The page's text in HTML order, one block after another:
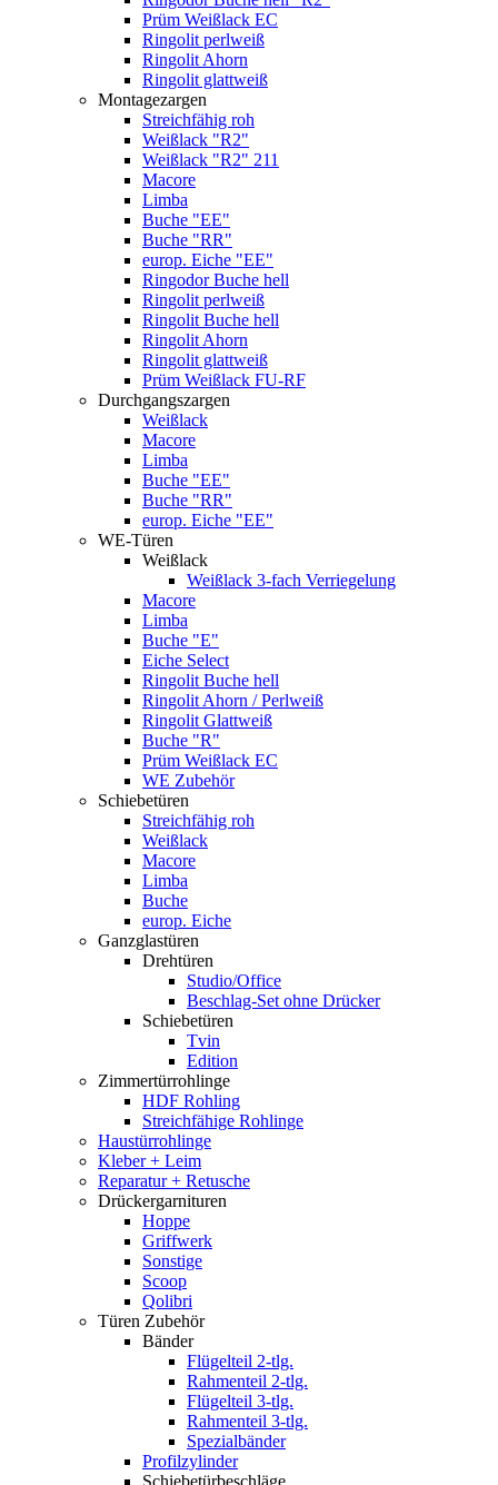
Prüm Weißlack EC
Ringolit perlweiß
Ringolit Ahorn
Ringolit glattweiß
Montagezargen
Streichfähig roh
Weißlack "R2"
Weißlack "R2" 211
Macore
Limba
Buche "EE"
Buche "RR"
europ. Eiche "EE"
Ringodor Buche hell
Ringolit perlweiß
Ringolit Buche hell
Ringolit Ahorn
Ringolit glattweiß
Prüm Weißlack FU-RF
Durchgangszargen
Weißlack
Macore
Limba
Buche "EE"
Buche "RR"
europ. Eiche "EE"
WE-Türen
Weißlack
Weißlack 3-fach Verriegelung
Macore
Limba
Buche "E"
Eiche Select
Ringolit Buche hell
Ringolit Ahorn / Perlweiß
Ringolit Glattweiß
Buche "R"
Prüm Weißlack EC
WE Zubehör
Schiebetüren
Streichfähig roh
Weißlack
Macore
Limba
Buche
europ. Eiche
Ganzglastüren
Drehtüren
Studio/Office
Beschlag-Set ohne Drücker
Schiebetüren
Tvin
Edition
Zimmertürrohlinge
HDF Rohling
Streichfähige Rohlinge
Haustürrohlinge
Kleber + Leim
Reparatur + Retusche
Drückergarnituren
Hoppe
Griffwerk
Sonstige
Scoop
Qolibri
Türen Zubehör
Bänder
Flügelteil 2-tlg.
Rahmenteil 2-tlg.
Flügelteil 3-tlg.
Rahmenteil 3-tlg.
Spezialbänder
Profilzylinder